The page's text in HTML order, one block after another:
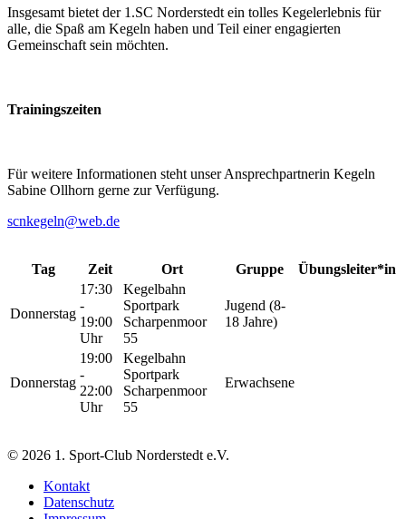
Insgesamt bietet der 1.SC Norderstedt ein tolles Kegelerlebnis für
alle, die Spaß am Kegeln haben und Teil einer engagierten
Gemeinschaft sein möchten.
Trainingszeiten
Für weitere Informationen steht unser Ansprechpartnerin Kegeln
Sabine Ollhorn gerne zur Verfügung.
scnkegeln@web.de
Tag Zeit Ort Gruppe Übungsleiter*in
Donnerstag
17:30
-
19:00
Uhr
Kegelbahn
Sportpark
Scharpenmoor
55
Jugend (8-
18 Jahre)
Donnerstag
19:00
-
22:00
Uhr
Kegelbahn
Sportpark
Scharpenmoor
55
Erwachsene
© 2026 1. Sport-Club Norderstedt e.V.
Kontakt
Datenschutz